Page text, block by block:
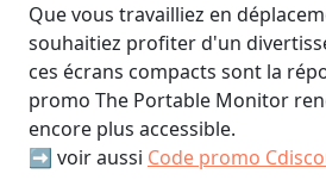
Que vous travailliez en
souhaitiez profiter d'un
ces écrans compacts sont la
promo The Portable Monitor
encore plus accessible.
➡️ voir aussi Code promo